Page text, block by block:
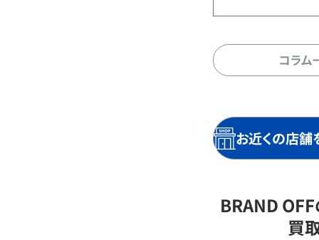
人に愛用さ
[…]
コラム
お近くの店舗
BRAND
買